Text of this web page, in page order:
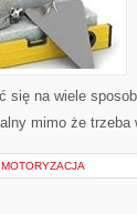
się na wiele
mimo że
MOTORYZACJA